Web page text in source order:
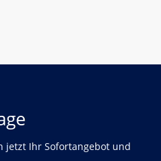
jetzt Ihr Sofortangebot und